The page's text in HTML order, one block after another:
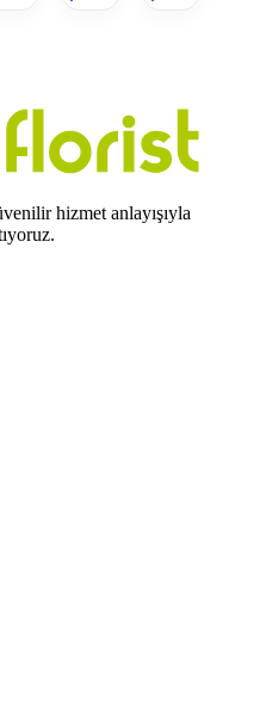
hizmet anlayışıyla